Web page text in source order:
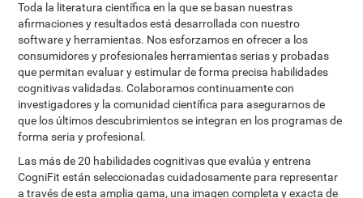
Toda la literatura científica en la que se basan nuestras
afirmaciones y resultados está desarrollada con nuestro
software y herramientas. Nos esforzamos en ofrecer a los
consumidores y profesionales herramientas serias y probadas
que permitan evaluar y estimular de forma precisa habilidades
cognitivas validadas. Colaboramos continuamente con
investigadores y la comunidad científica para asegurarnos de
que los últimos descubrimientos se integran en los programas de
forma seria y profesional.
Las más de 20 habilidades cognitivas que evalúa y entrena
CogniFit están seleccionadas cuidadosamente para representar
a través de esta amplia gama, una imagen completa y exacta de